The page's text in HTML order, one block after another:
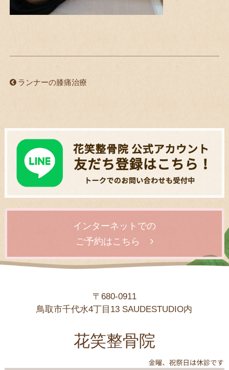
ランナーの膝痛治療
インターネットでの
ご予約はこちら
〒680-0911
鳥取市千代水4丁目13 SAUDESTUDIO内
花笑整骨院